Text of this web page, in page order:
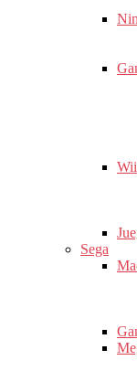
Wii
Sega